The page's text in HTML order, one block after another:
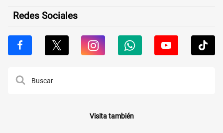
Redes Sociales
Visita también